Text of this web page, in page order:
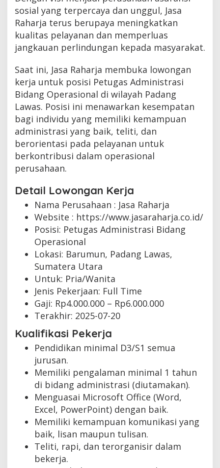
sosial yang terpercaya dan unggul, Jasa
Raharja terus berupaya meningkatkan
kualitas pelayanan dan memperluas
jangkauan perlindungan kepada masyarakat.
Saat ini, Jasa Raharja membuka lowongan
kerja untuk posisi Petugas Administrasi
Bidang Operasional di wilayah Padang
Lawas. Posisi ini menawarkan kesempatan
bagi individu yang memiliki kemampuan
administrasi yang baik, teliti, dan
berorientasi pada pelayanan untuk
berkontribusi dalam operasional
perusahaan.
Detail Lowongan Kerja
Nama Perusahaan : Jasa Raharja
Website : https://www.jasaraharja.co.id/
Posisi: Petugas Administrasi Bidang
Operasional
Lokasi: Barumun, Padang Lawas,
Sumatera Utara
Untuk: Pria/Wanita
Jenis Pekerjaan: Full Time
Gaji: Rp4.000.000 – Rp6.000.000
Terakhir: 2025-07-20
Kualifikasi Pekerja
Pendidikan minimal D3/S1 semua
jurusan.
Memiliki pengalaman minimal 1 tahun
di bidang administrasi (diutamakan).
Menguasai Microsoft Office (Word,
Excel, PowerPoint) dengan baik.
Memiliki kemampuan komunikasi yang
baik, lisan maupun tulisan.
Teliti, rapi, dan terorganisir dalam
bekerja.